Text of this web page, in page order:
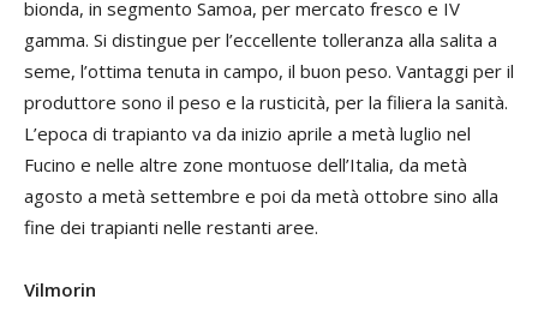
bionda, in segmento Samoa, per mercato fresco e IV
gamma. Si distingue per l’eccellente tolleranza alla salita a
seme, l’ottima tenuta in campo, il buon peso. Vantaggi per il
produttore sono il peso e la rusticità, per la filiera la sanità.
L’epoca di trapianto va da inizio aprile a metà luglio nel
Fucino e nelle altre zone montuose dell’Italia, da metà
agosto a metà settembre e poi da metà ottobre sino alla
fine dei trapianti nelle restanti aree.
Vilmorin